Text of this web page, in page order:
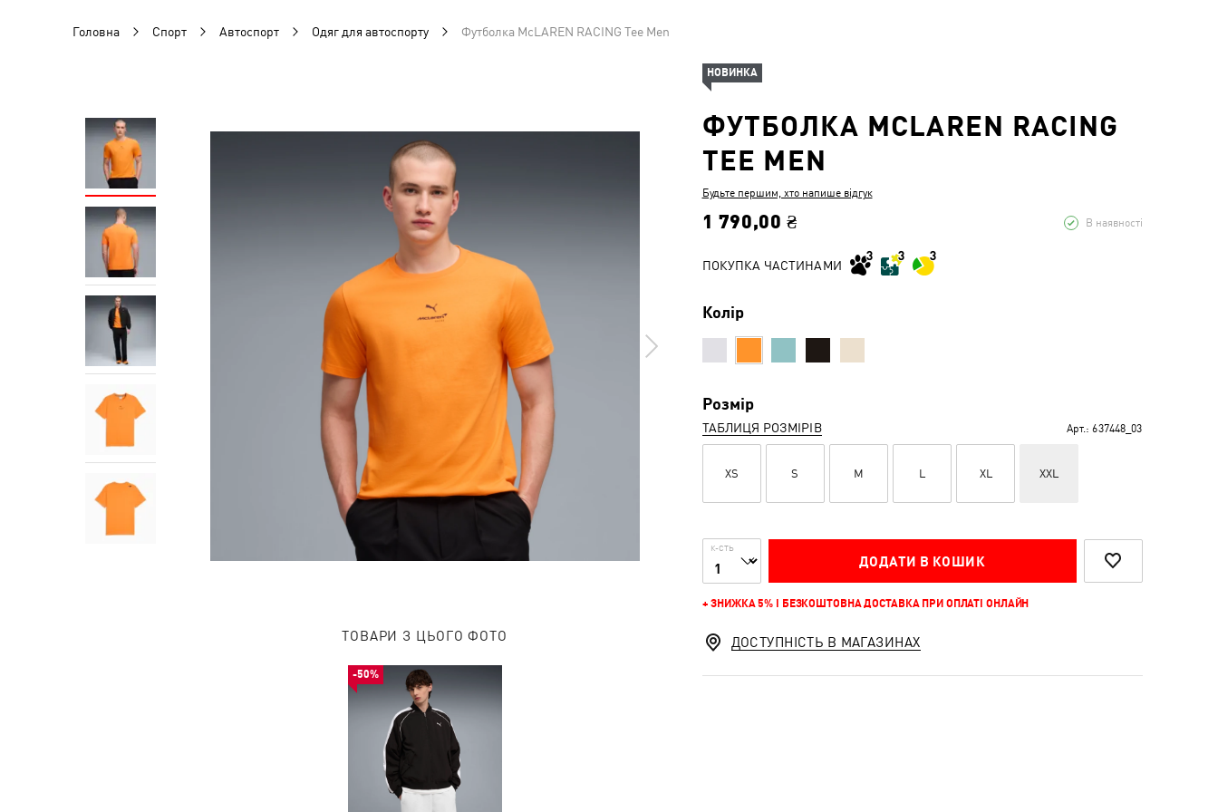
Головна Спорт Автоспорт Одяг для автоспорту Футболка McLAREN RACING Tee Men
ТОВАРИ З ЦЬОГО ФОТО
-50%
ФУТБОЛКА MCLAREN RACING
TEE MEN
Будьте першим, хто напише відгук
1 790,00 ₴ В наявності
ПОКУПКА ЧАСТИНАМИ
Колір
Розмір
ТАБЛИЦЯ РОЗМІРІВ Арт.: 637448_03
XS S M L XL XXL
К-СТЬ
ДОДАТИ В КОШИК
+ ЗНИЖКА 5% І БЕЗКОШТОВНА ДОСТАВКА ПРИ ОПЛАТІ ОНЛАЙН
НОВИНКА
ДОСТУПНІСТЬ В МАГАЗИНАХ